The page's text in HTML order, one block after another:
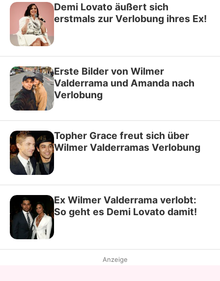
Demi Lovato äußert sich
erstmals zur Verlobung ihres Ex!
Erste Bilder von Wilmer
Valderrama und Amanda nach
Verlobung
Topher Grace freut sich über
Wilmer Valderramas Verlobung
Ex Wilmer Valderrama verlobt:
So geht es Demi Lovato damit!
Anzeige